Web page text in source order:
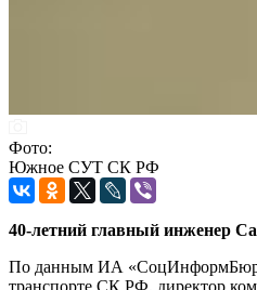
Фото:
Южное СУТ СК РФ
40-летний главный инженер
По данным ИА
транспорте СК РФ, директор